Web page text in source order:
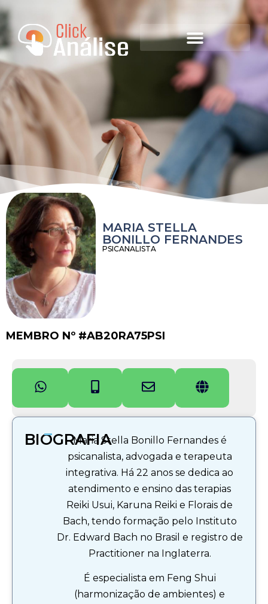
MARIA STELLA
BONILLO FERNANDES
PSICANALISTA
MEMBRO Nº #AB20RA75PSI
BIOGRAFIAMaria Stella Bonillo Fernandes é
psicanalista, advogada e terapeuta
integrativa. Há 22 anos se dedica ao
atendimento e ensino das terapias
Reiki Usui, Karuna Reiki e Florais de
Bach, tendo formação pelo Instituto
Dr. Edward Bach no Brasil e registro de
Practitioner na Inglaterra.
É especialista em Feng Shui
(harmonização de ambientes) e